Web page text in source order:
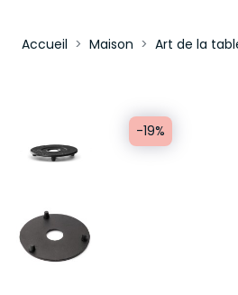
Accueil Maison Art de la
-19%